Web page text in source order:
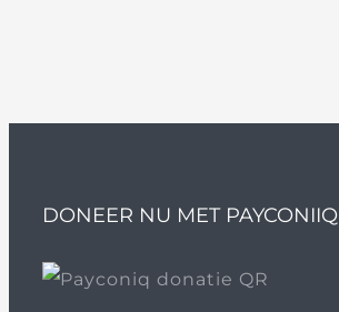
DONEER NU MET PAYCONIIQ